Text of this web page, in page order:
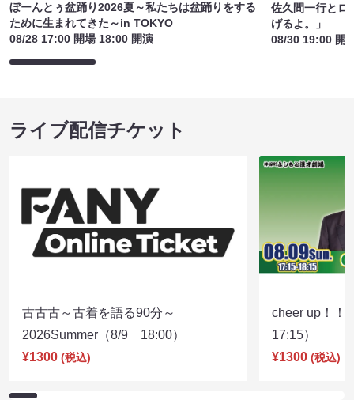
ぼーんとぅ盆踊り2026夏～私たちは盆踊りをする
ために生まれてきた～in TOKYO
08/28 17:00 開場 18:00 開演
佐久間一行とロ
げるよ。」
08/30 19:00 開
ライブ配信チケット
古古古～古着を語る90分～
2026Summer（8/9 18:00）
¥1300 (税込)
cheer up！
17:15）
¥1300 (税込)